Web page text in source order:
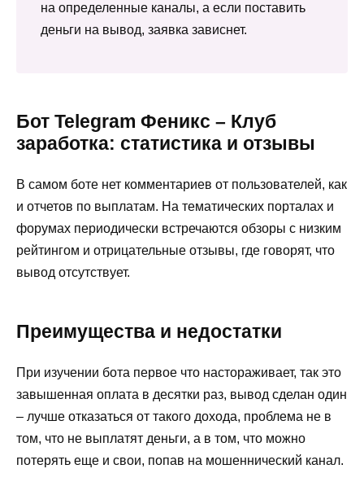
на определенные каналы, а если поставить
деньги на вывод, заявка зависнет.
Бот Telegram Феникс – Клуб
заработка: статистика и отзывы
В самом боте нет комментариев от пользователей, как
и отчетов по выплатам. На тематических порталах и
форумах периодически встречаются обзоры с низким
рейтингом и отрицательные отзывы, где говорят, что
вывод отсутствует.
Преимущества и недостатки
При изучении бота первое что настораживает, так это
завышенная оплата в десятки раз, вывод сделан один
– лучше отказаться от такого дохода, проблема не в
том, что не выплатят деньги, а в том, что можно
потерять еще и свои, попав на мошеннический канал.